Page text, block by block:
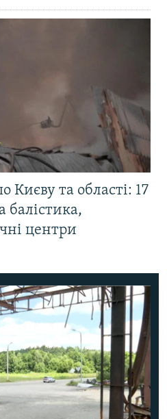
Києву та області: 17
балістика,
центри